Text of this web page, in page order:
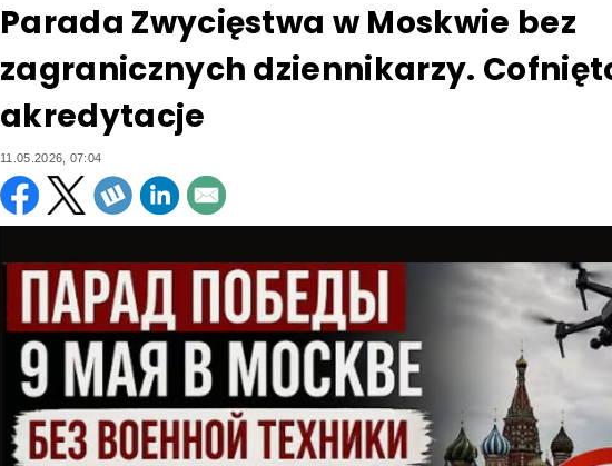
Parada Zwycięstwa w Moskwie bez
zagranicznych dziennikarzy.
akredytacje
11.05.2026, 07:04